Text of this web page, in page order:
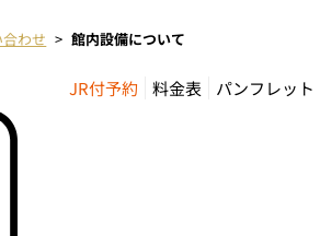
わせ 館内設備について
JR付予約 料金表 パンフレット